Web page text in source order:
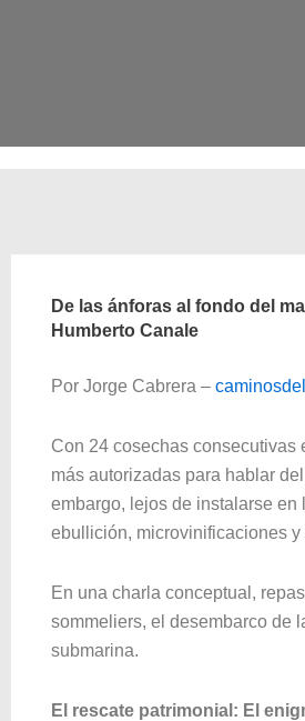
De las ánforas al fondo del
Humberto Canale
Por Jorge Cabrera –
Con 24 cosechas consecutivas
más autorizadas para hablar
embargo, lejos de instalarse
ebullición, microvinificaciones
En una charla conceptual,
sommeliers, el desembarco de
submarina.
El rescate patrimonial: El